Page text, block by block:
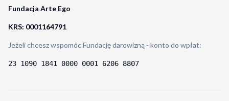
Fundacja Arte Ego
KRS: 0001164791
Jeżeli chcesz wspomóc Fundację darowizną - konto do wpłat:
23 1090 1841 0000 0001 6206 8807